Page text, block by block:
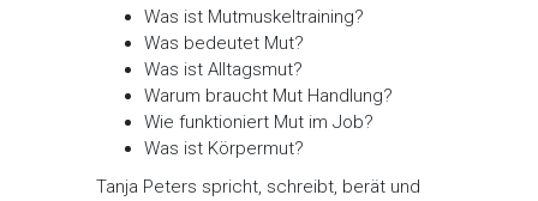
Was ist Mutmuskeltraining?
Was bedeutet Mut?
Was ist Alltagsmut?
Warum braucht Mut Handlung?
Wie funktioniert Mut im Job?
Was ist Körpermut?
Tanja Peters spricht, schreibt, berät und